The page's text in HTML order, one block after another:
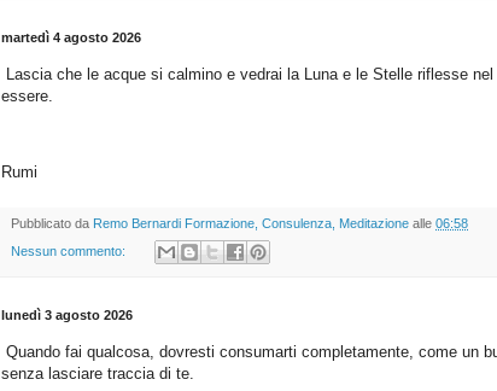
martedì 4 agosto 2026
Lascia che le acque si calmino e vedrai la Luna e le Stelle riflesse
essere.
Rumi
Pubblicato da Remo Bernardi Formazione, Consulenza, Meditazione alle 06:58
Nessun commento:
lunedì 3 agosto 2026
Quando fai qualcosa, dovresti consumarti completamente, come un
senza lasciare traccia di te.